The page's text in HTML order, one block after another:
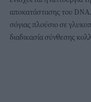
αποκατάστασης του
σόγιας πλούσιο σε
διαδικασία σύνθεσης